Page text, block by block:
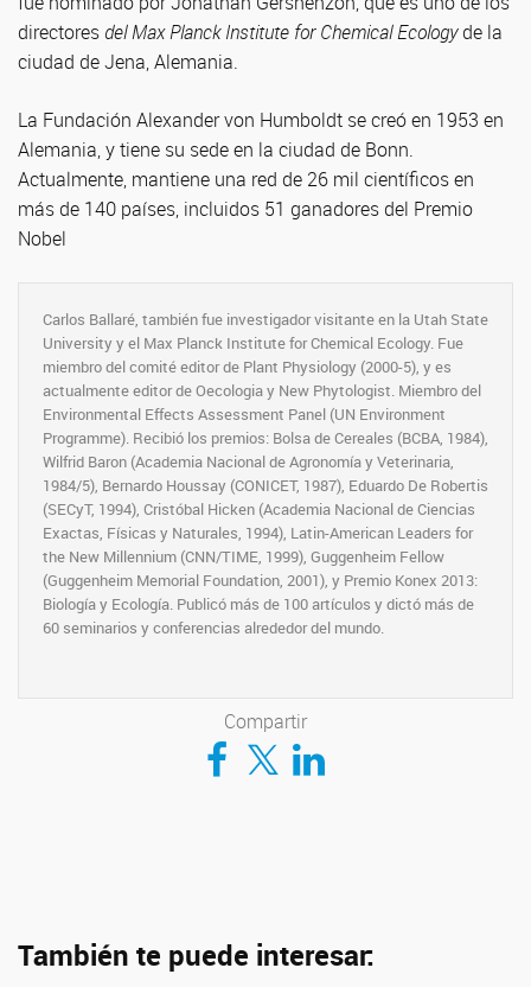
directores del Max Planck Institute for Chemical Ecologyde la
ciudad de Jena, Alemania.
La Fundación Alexander von Humboldt se creó en 1953 en
Alemania, y tiene su sede en la ciudad de Bonn.
Actualmente, mantiene una red de 26 mil científicos en
más de 140 países, incluidos 51 ganadores del Premio
Nobel
Carlos Ballaré, también fue investigador visitante en la Utah State
University y el Max Planck Institute for Chemical Ecology. Fue
miembro del comité editor de Plant Physiology (2000-5), y es
actualmente editor de Oecologia y New Phytologist. Miembro del
Environmental Effects Assessment Panel (UN Environment
Programme). Recibió los premios: Bolsa de Cereales (BCBA, 1984),
Wilfrid Baron (Academia Nacional de Agronomía y Veterinaria,
1984/5), Bernardo Houssay (CONICET, 1987), Eduardo De Robertis
(SECyT, 1994), Cristóbal Hicken (Academia Nacional de Ciencias
Exactas, Físicas y Naturales, 1994), Latin-American Leaders for
the New Millennium (CNN/TIME, 1999), Guggenheim Fellow
(Guggenheim Memorial Foundation, 2001), y Premio Konex 2013:
Biología y Ecología. Publicó más de 100 artículos y dictó más de
60 seminarios y conferencias alrededor del mundo.
Compartir
Compartir en Facebook
Compartir en TwitterCompartir en LinkedIn
También te puede interesar: